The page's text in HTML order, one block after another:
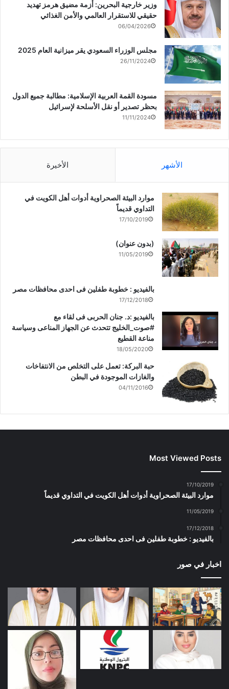
وزير خارجية البحرين: أزمة مضيق هرمز تهديد
حقيقي للاستقرار العالمي والأمن الغذائي
06/04/2026
مجلس الوزراء السعودي يقر ميزانية العام 2025
26/11/2024
مسودة القمة العربية الإسلامية: مطالبة جميع الدول
بحظر تصدير أو نقل الأسلحة لإسرائيل
11/11/2024
الأشهر الأخيرة
موارد البيئة الصحراوية أدوات أهل الكويت في
التداوي قديماً
17/10/2019
(بدون عنوان)
11/05/2019
بالفيديو : خطوبة طفلين فى احدى محافظات مصر
17/12/2018
بالفيديو :د. جنان الحربى فى لقاء مع
#صوت_الخليج تتحدث عن الجهاز المناعى وسياسة
مناعة القطيع
18/05/2020
حبة البركة: تعمل على التخلص من الانتفاخات
والغازات الموجودة في البطن
04/11/2016
Most Viewed Posts
17/10/2019
موارد البيئة الصحراوية أدوات أهل الكويت في التداوي قديماً
11/05/2019
17/12/2018
بالفيديو : خطوبة طفلين فى احدى محافظات مصر
اخبار في صور